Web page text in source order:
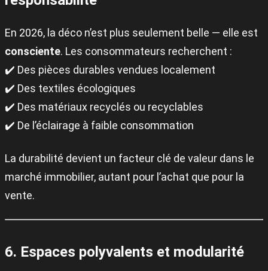
En 2026, la déco n’est plus seulement belle — elle est
consciente. Les consommateurs recherchent :
✔️ Des pièces durables vendues localement
✔️ Des textiles écologiques
✔️ Des matériaux recyclés ou recyclables
✔️ De l’éclairage à faible consommation
La durabilité devient un facteur clé de valeur dans le
marché immobilier, autant pour l’achat que pour la
vente.
6. Espaces polyvalents et modularité